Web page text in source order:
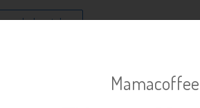
pro dodavatele
Dodavatelé v iBi
Mamacoffee